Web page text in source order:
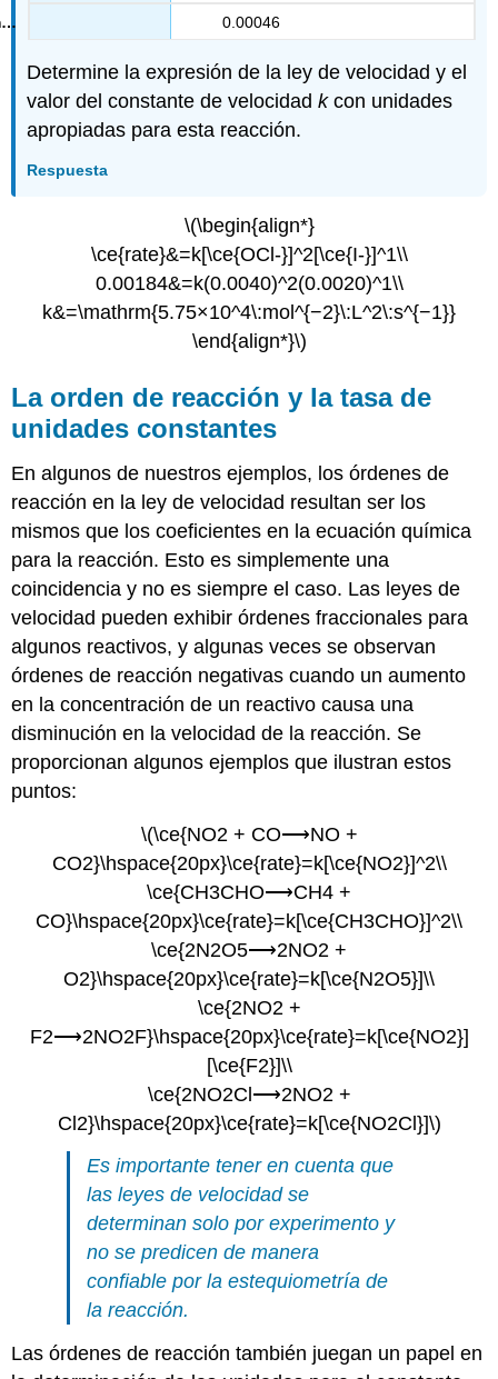
0.00046
Determine la expresión de la ley de velocidad y el
valor del constante de velocidadkcon unidades
apropiadas para esta reacción.
Respuesta
\(\begin{align*}
\ce{rate}&=k[\ce{OCl-}]^2[\ce{I-}]^1\\
0.00184&=k(0.0040)^2(0.0020)^1\\
k&=\mathrm{5.75×10^4\:mol^{−2}\:L^2\:s^{−1}}
\end{align*}\)
La orden de reacción y la tasa de
unidades constantes
En algunos de nuestros ejemplos, los órdenes de
reacción en la ley de velocidad resultan ser los
mismos que los coeficientes en la ecuación química
para la reacción. Esto es simplemente una
coincidencia y no es siempre el caso. Las leyes de
velocidad pueden exhibir órdenes fraccionales para
algunos reactivos, y algunas veces se observan
órdenes de reacción negativas cuando un aumento
en la concentración de un reactivo causa una
disminución en la velocidad de la reacción. Se
proporcionan algunos ejemplos que ilustran estos
puntos:
\(\ce{NO2 + CO⟶NO +
CO2}\hspace{20px}\ce{rate}=k[\ce{NO2}]^2\\
\ce{CH3CHO⟶CH4 +
CO}\hspace{20px}\ce{rate}=k[\ce{CH3CHO}]^2\\
\ce{2N2O5⟶2NO2 +
O2}\hspace{20px}\ce{rate}=k[\ce{N2O5}]\\
\ce{2NO2 +
F2⟶2NO2F}\hspace{20px}\ce{rate}=k[\ce{NO2}]
[\ce{F2}]\\
\ce{2NO2Cl⟶2NO2 +
Cl2}\hspace{20px}\ce{rate}=k[\ce{NO2Cl}]\)
Es importante tener en cuenta que
las leyes de velocidad se
determinan solo por experimento y
no se predicen de manera
confiable por la estequiometría de
la reacción.
Las órdenes de reacción también juegan un papel en